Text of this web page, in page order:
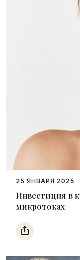
Инвестиция в
микротоках
25 ЯНВАРЯ 2025